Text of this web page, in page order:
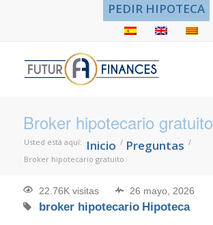
PEDIR HIPOTECA
Broker hipotecario gratuito
Usted está aquí: Inicio / Preguntas /
Broker hipotecario gratuito
22.76K visitas 26 mayo, 2026
broker hipotecario Hipoteca